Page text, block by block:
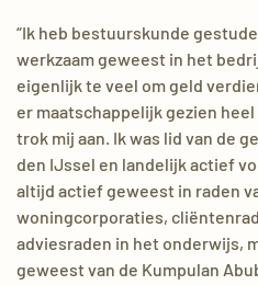
“Ik heb bestuurskunde
werkzaam geweest in het
eigenlijk te veel om geld
er maatschappelijk gezien
trok mij aan. Ik was lid van de
den IJssel en landelijk actief
altijd actief geweest in raden
woningcorporaties,
adviesraden in het onderwijs,
geweest van de Kumpulan